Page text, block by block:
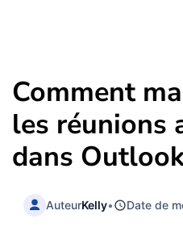
Comment
les réunions
dans
AuteurKelly• Date de